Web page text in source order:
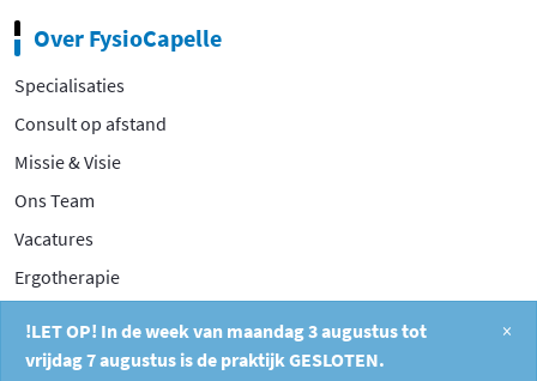
!LET OP! In de week van maandag 3 augustus tot
vrijdag 7 augustus is de praktijk GESLOTEN.
×
Over FysioCapelle
Specialisaties
Consult op afstand
Missie & Visie
Ons Team
Vacatures
Ergotherapie
Privacy Policy